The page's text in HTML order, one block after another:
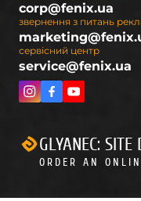
corp@fenix.ua
звернення з питань
сервісний центр
service@fenix.ua
GLYANEC:
ORDER AN